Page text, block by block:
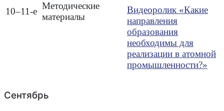
10–11-е
Методические
материалы
Видеоролик «Какие
направления
образования
необходимы для
реализации в атомной
промышленности?»
Сентябрь